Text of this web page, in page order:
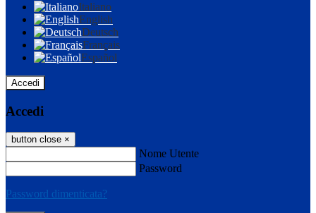
Italiano
English
Deutsch
Français
Español
Accedi
Accedi
button close ×
Nome Utente
Password
Password dimenticata?